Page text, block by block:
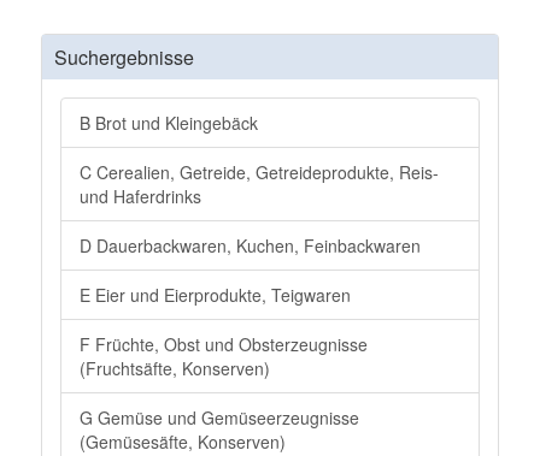
Suchergebnisse
B Brot und Kleingebäck
C Cerealien, Getreide, Getreideprodukte, Reis-
und Haferdrinks
D Dauerbackwaren, Kuchen, Feinbackwaren
E Eier und Eierprodukte, Teigwaren
F Früchte, Obst und Obsterzeugnisse
(Fruchtsäfte, Konserven)
G Gemüse und Gemüseerzeugnisse
(Gemüsesäfte, Konserven)